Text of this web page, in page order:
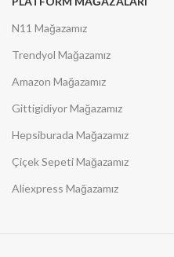
N11 Mağazamız
Trendyol Mağazamız
Amazon Mağazamız
Gittigidiyor Mağazamız
Hepsiburada Mağazamız
Çiçek Sepeti Mağazamız
Aliexpress Mağazamız